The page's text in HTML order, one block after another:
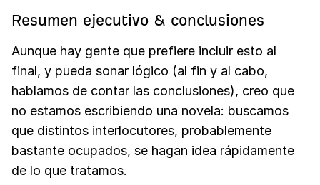
Resumen ejecutivo & conclusiones
Aunque hay gente que prefiere incluir esto al
final, y pueda sonar lógico (al fin y al cabo,
hablamos de contar las conclusiones), creo que
no estamos escribiendo una novela: buscamos
que distintos interlocutores, probablemente
bastante ocupados, se hagan idea rápidamente
de lo que tratamos.